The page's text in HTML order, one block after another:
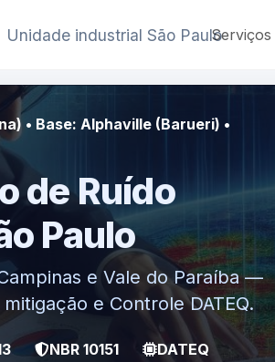
Unidade industrial São PauloServiços
• Base: Alphaville (Barueri) •
de Ruído
Paulo
e Vale do Paraíba —
mitigação e Controle DATEQ.
NBR 10151 DATEQ